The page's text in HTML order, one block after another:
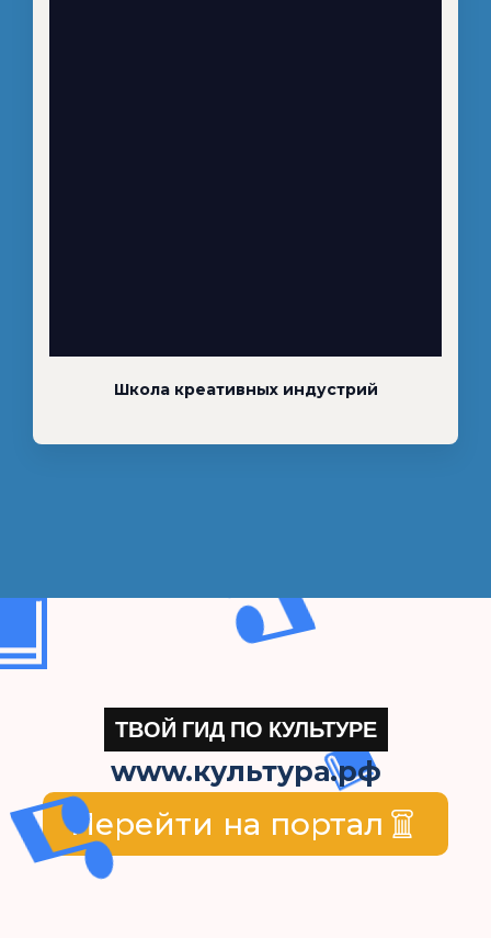
Школа креативных индустрий
ТВОЙ ГИД ПО КУЛЬТУРЕ
www.культура.рф
Перейти на портал